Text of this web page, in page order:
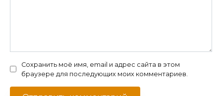
Сохранить моё имя, email и адрес сайта в этом
браузере для последующих моих комментариев.